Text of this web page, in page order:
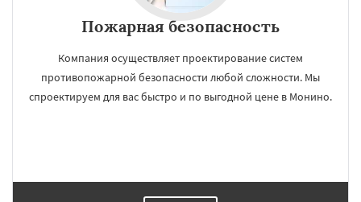
Пожарная безопасность
Компания осуществляет проектирование систем
противопожарной безопасности любой сложности. Мы
спроектируем для вас быстро и по выгодной цене в Монино.